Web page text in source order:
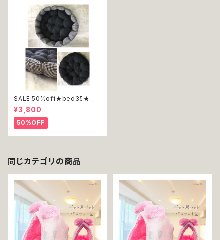
SALE 50%off★bed35★ベッ
ド★ブラック★千鳥格子★コット
ン
¥3,800
50%OFF
同じカテゴリの商品